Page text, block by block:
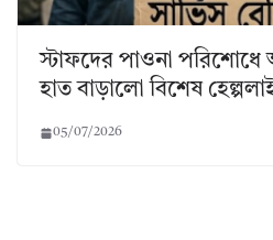
স্টাফদের পাওনা পরিশোধে
হাত বাড়ালো বিশেষ
05/07/2026